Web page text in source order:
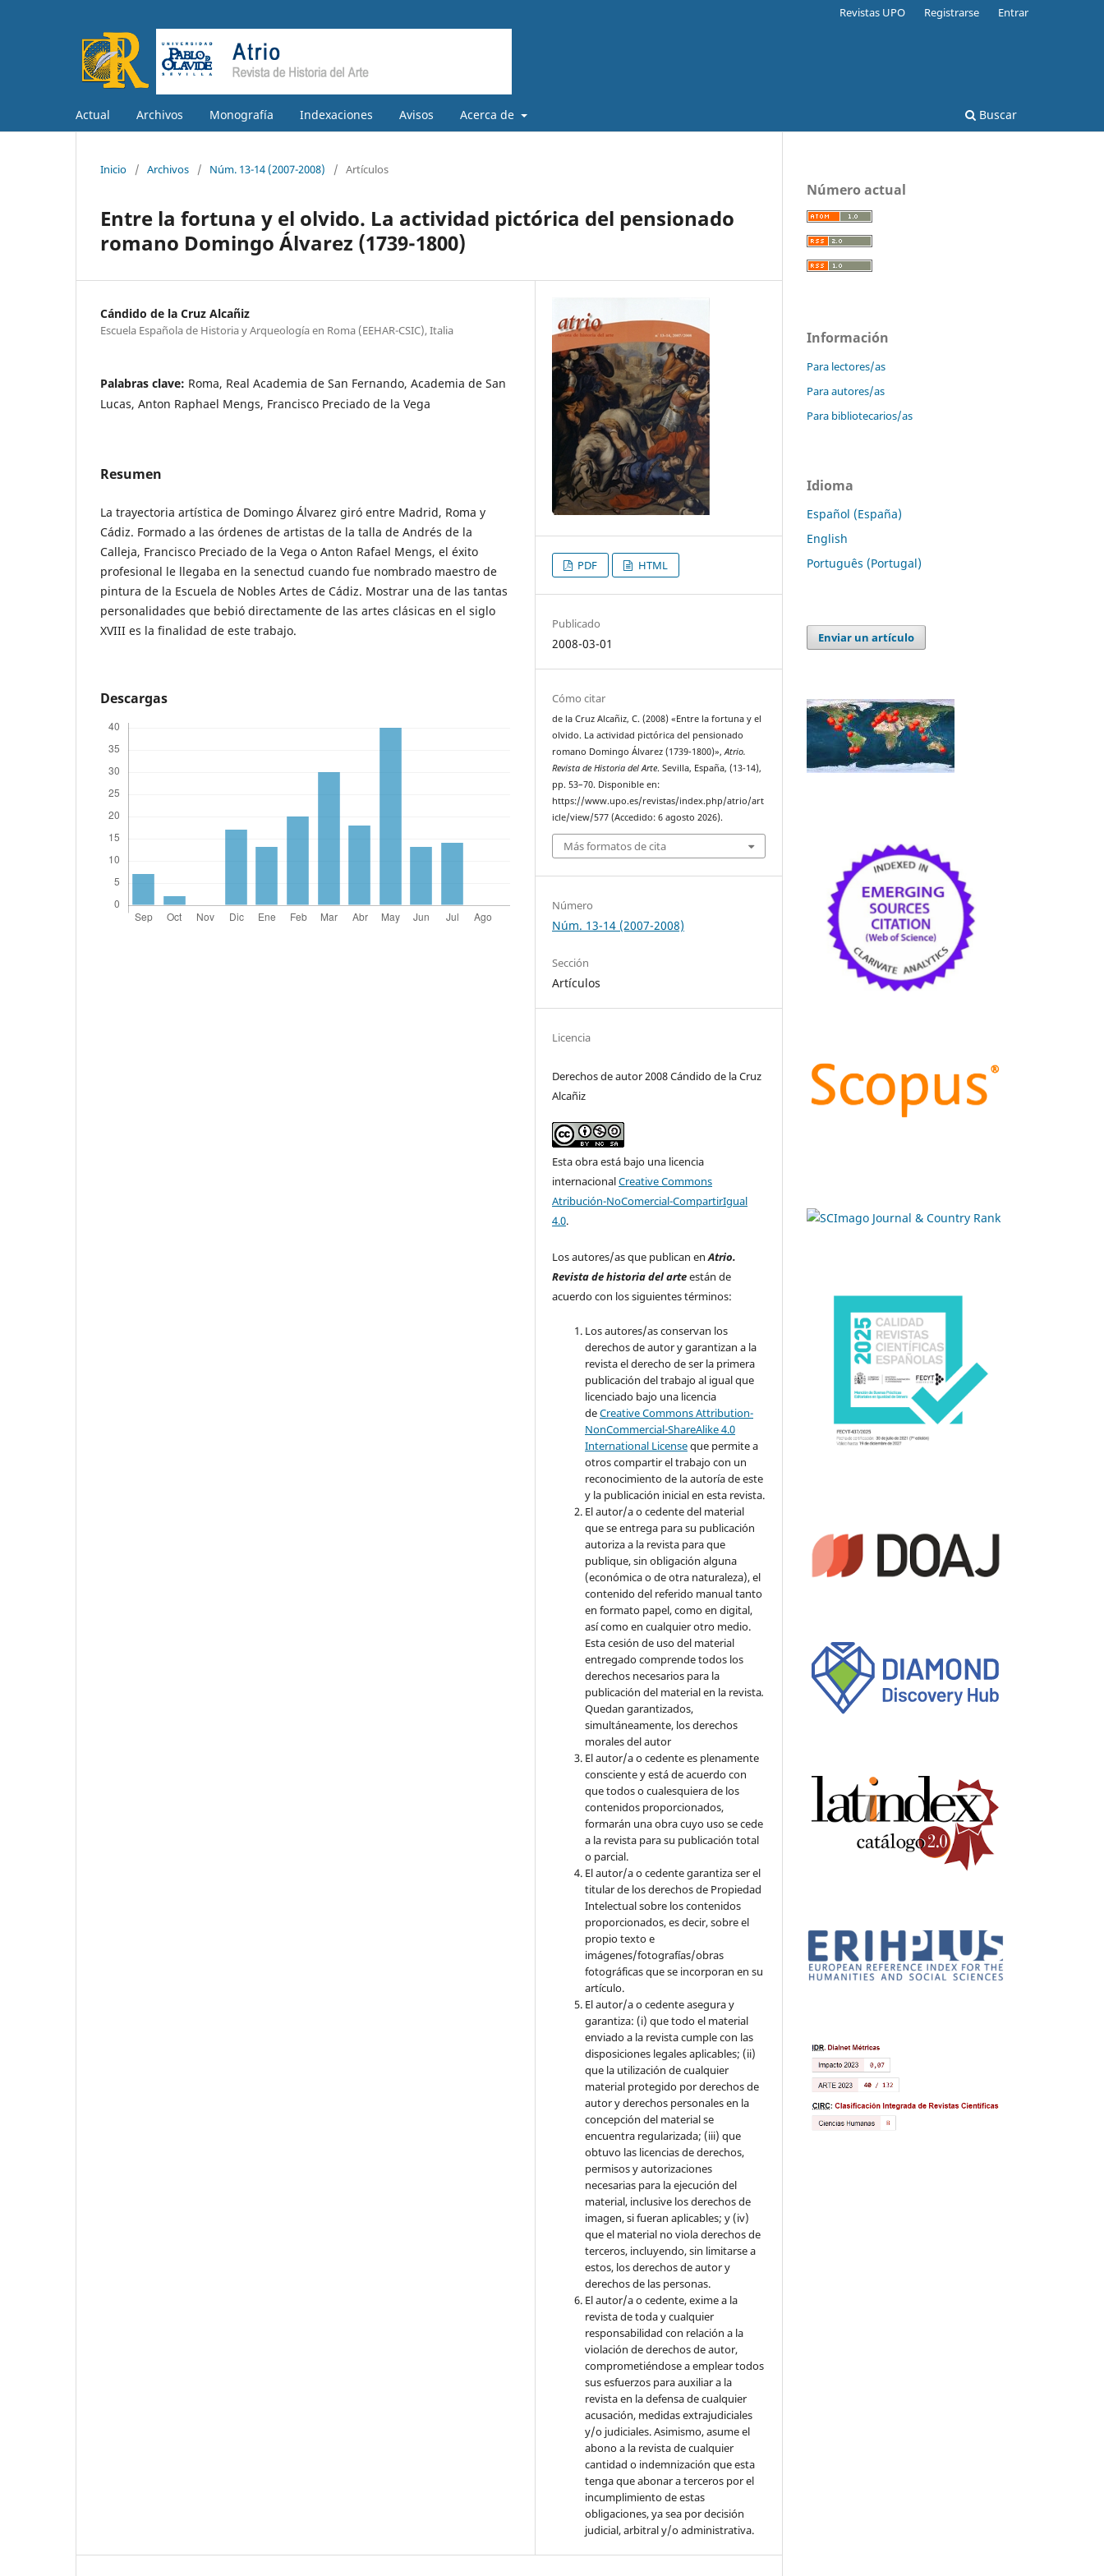
Actual Archivos Monografía Indexaciones Avisos Acerca de Buscar
Revistas UPO Registrarse Entrar
Inicio / Archivos / Núm. 13-14 (2007-2008) / Artículos
Entre la fortuna y el olvido. La actividad pictórica del pensionado
romano Domingo Álvarez (1739-1800)
Cándido de la Cruz Alcañiz
Escuela Española de Historia y Arqueología en Roma (EEHAR-CSIC), Italia
Palabras clave: Roma, Real Academia de San Fernando, Academia de San
Lucas, Anton Raphael Mengs, Francisco Preciado de la Vega
Resumen
La trayectoria artística de Domingo Álvarez giró entre Madrid, Roma y
Cádiz. Formado a las órdenes de artistas de la talla de Andrés de la
Calleja, Francisco Preciado de la Vega o Anton Rafael Mengs, el éxito
profesional le llegaba en la senectud cuando fue nombrado maestro de
pintura de la Escuela de Nobles Artes de Cádiz. Mostrar una de las tantas
personalidades que bebió directamente de las artes clásicas en el siglo
XVIII es la finalidad de este trabajo.
Descargas
PDF HTML
Publicado
2008-03-01
Cómo citar
de la Cruz Alcañiz, C. (2008) «Entre la fortuna y el
olvido. La actividad pictórica del pensionado
romano Domingo Álvarez (1739-1800)»,Atrio.
Revista de Historia del Arte. Sevilla, España, (13-14),
pp. 53–70. Disponible en:
https://www.upo.es/revistas/index.php/atrio/art
icle/view/577 (Accedido: 6 agosto 2026).
Más formatos de cita
Número
Núm. 13-14 (2007-2008)
Sección
Artículos
Licencia
Derechos de autor 2008 Cándido de la Cruz
Alcañiz
Esta obra está bajo una licencia
internacionalCreative Commons
Atribución-NoComercial-CompartirIgual
4.0.
Los autores/as que publican enAtrio.
Revista de historia del arteestán de
acuerdo con los siguientes términos:
Los autores/as conservan los
derechos de autor y garantizan a la
revista el derecho de ser la primera
publicación del trabajo al igual que
licenciado bajo una licencia
deCreative Commons Attribution-
NonCommercial-ShareAlike 4.0
International Licenseque permite a
otros compartir el trabajo con un
reconocimiento de la autoría de este
y la publicación inicial en esta revista.
El autor/a o cedente del material
que se entrega para su publicación
autoriza a la revista para que
publique, sin obligación alguna
(económica o de otra naturaleza), el
contenido del referido manual tanto
en formato papel, como en digital,
así como en cualquier otro medio.
Esta cesión de uso del material
entregado comprende todos los
derechos necesarios para la
publicación del material en la revista.
Quedan garantizados,
simultáneamente, los derechos
morales del autor
El autor/a o cedente es plenamente
consciente y está de acuerdo con
que todos o cualesquiera de los
contenidos proporcionados,
formarán una obra cuyo uso se cede
a la revista para su publicación total
o parcial.
El autor/a o cedente garantiza ser el
titular de los derechos de Propiedad
Intelectual sobre los contenidos
proporcionados, es decir, sobre el
propio texto e
imágenes/fotografías/obras
fotográficas que se incorporan en su
artículo.
El autor/a o cedente asegura y
garantiza: (i) que todo el material
enviado a la revista cumple con las
disposiciones legales aplicables; (ii)
que la utilización de cualquier
material protegido por derechos de
autor y derechos personales en la
concepción del material se
encuentra regularizada; (iii) que
obtuvo las licencias de derechos,
permisos y autorizaciones
necesarias para la ejecución del
material, inclusive los derechos de
imagen, si fueran aplicables; y (iv)
que el material no viola derechos de
terceros, incluyendo, sin limitarse a
estos, los derechos de autor y
derechos de las personas.
El autor/a o cedente, exime a la
revista de toda y cualquier
responsabilidad con relación a la
violación de derechos de autor,
comprometiéndose a emplear todos
sus esfuerzos para auxiliar a la
revista en la defensa de cualquier
acusación, medidas extrajudiciales
y/o judiciales. Asimismo, asume el
abono a la revista de cualquier
cantidad o indemnización que esta
tenga que abonar a terceros por el
incumplimiento de estas
obligaciones, ya sea por decisión
judicial, arbitral y/o administrativa.
Número actual
Información
Para lectores/as
Para autores/as
Para bibliotecarios/as
Idioma
Español (España)
English
Português (Portugal)
Enviar un artículo